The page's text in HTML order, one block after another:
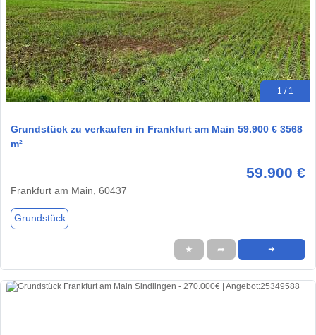
1 / 1
Grundstück zu verkaufen in Frankfurt am Main 59.900 € 3568
m²
59.900 €
Frankfurt am Main, 60437
Grundstück
★ ➦ ➜